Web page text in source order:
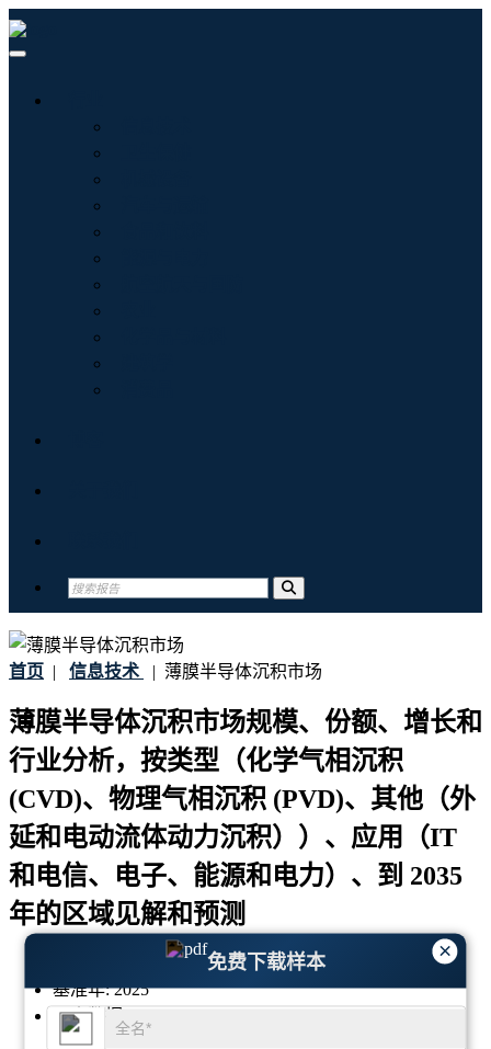
首页 | 信息技术 | 薄膜半导体沉积市场
薄膜半导体沉积市场规模、份额、增长和
行业分析，按类型（化学气相沉积
(CVD)、物理气相沉积 (PVD)、其他（外
延和电动流体动力沉积））、应用（IT
和电信、电子、能源和电力）、到 2035
年的区域见解和预测
16-January-2026
基准年:2025
历史数据:
×
免费下载样本